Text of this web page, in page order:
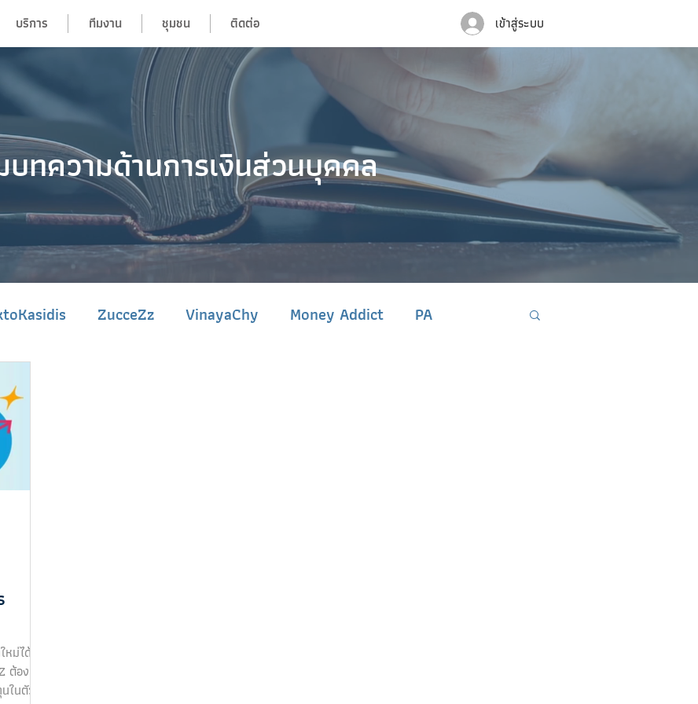
บริการ ทีมงาน ชุมชน ติดต่อ เข้าสู่ระบบ
บทความด้านการเงินส่วนบุคคล
ZucceZz VinayaChy Money Addict PA
หม่ได้
ต้อง
ในตัว